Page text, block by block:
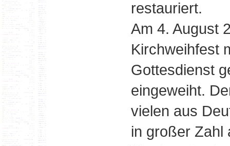
restauriert.
Am 4. August
Kirchweihfest
Gottesdienst
eingeweiht.
vielen aus
in großer Zahl